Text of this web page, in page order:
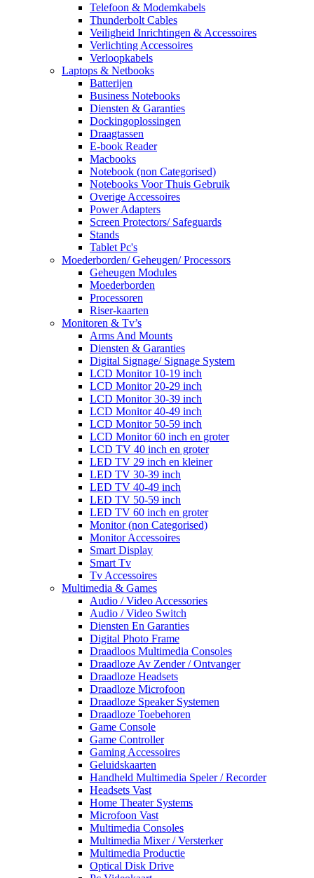
Telefoon & Modemkabels
Thunderbolt Cables
Veiligheid Inrichtingen & Accessoires
Verlichting Accessoires
Verloopkabels
Laptops & Netbooks
Batterijen
Business Notebooks
Diensten & Garanties
Dockingoplossingen
Draagtassen
E-book Reader
Macbooks
Notebook (non Categorised)
Notebooks Voor Thuis Gebruik
Overige Accessoires
Power Adapters
Screen Protectors/ Safeguards
Stands
Tablet Pc's
Moederborden/ Geheugen/ Processors
Geheugen Modules
Moederborden
Processoren
Riser-kaarten
Monitoren & Tv’s
Arms And Mounts
Diensten & Garanties
Digital Signage/ Signage System
LCD Monitor 10-19 inch
LCD Monitor 20-29 inch
LCD Monitor 30-39 inch
LCD Monitor 40-49 inch
LCD Monitor 50-59 inch
LCD Monitor 60 inch en groter
LCD TV 40 inch en groter
LED TV 29 inch en kleiner
LED TV 30-39 inch
LED TV 40-49 inch
LED TV 50-59 inch
LED TV 60 inch en groter
Monitor (non Categorised)
Monitor Accessoires
Smart Display
Smart Tv
Tv Accessoires
Multimedia & Games
Audio / Video Accessories
Audio / Video Switch
Diensten En Garanties
Digital Photo Frame
Draadloos Multimedia Consoles
Draadloze Av Zender / Ontvanger
Draadloze Headsets
Draadloze Microfoon
Draadloze Speaker Systemen
Draadloze Toebehoren
Game Console
Game Controller
Gaming Accessoires
Geluidskaarten
Handheld Multimedia Speler / Recorder
Headsets Vast
Home Theater Systems
Microfoon Vast
Multimedia Consoles
Multimedia Mixer / Versterker
Multimedia Productie
Optical Disk Drive